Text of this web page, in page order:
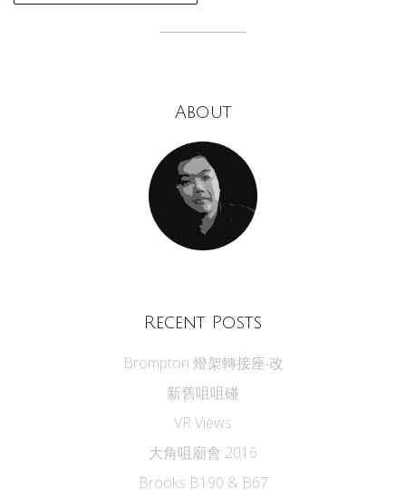
About
Recent Posts
Brompton 燈架轉接座‧改
新舊咀咀碰
VR Views
大角咀廟會 2016
Brooks B190 & B67